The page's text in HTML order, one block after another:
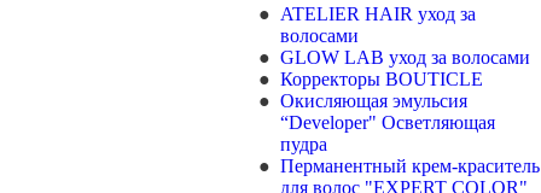
ATELIER HAIR уход за
волосами
GLOW LAB уход за волосами
Корректоры BOUTICLE
Окисляющая эмульсия
“Developer" Осветляющая
пудра
Перманентный крем-краситель
для волос "EXPERT COLOR"